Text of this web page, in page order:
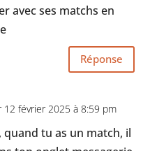
avec ses matchs en
Réponse
12 février 2025 à 8:59 pm
quand tu as un match, il